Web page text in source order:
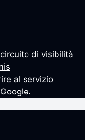
di visibilità
al servizio
.